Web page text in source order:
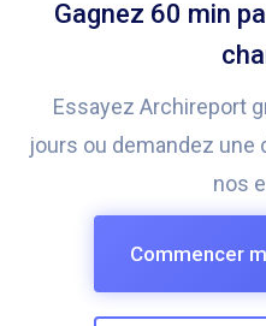
Gagnez 60 min
Essayez Archireport
jours ou demandez une
nos
Commencer